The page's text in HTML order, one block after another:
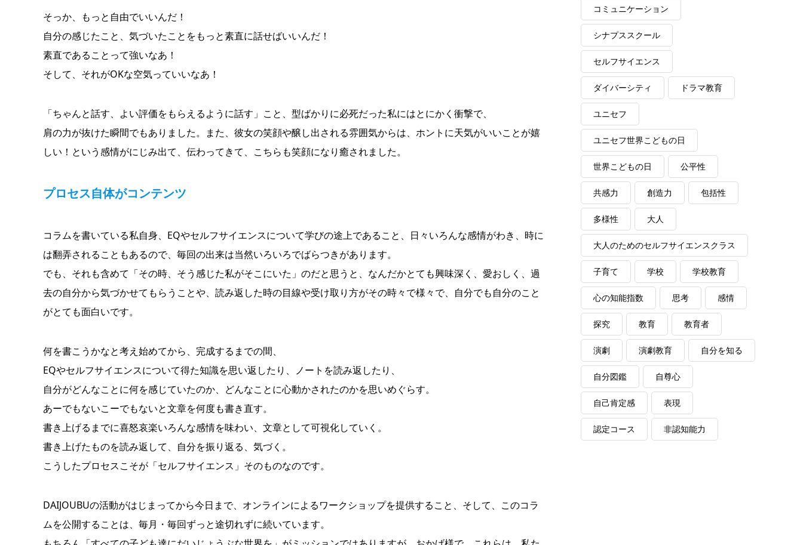
そっか、もっと自由でいいんだ！
自分の感じたこと、気づいたことをもっと素直に話せばいいんだ！
素直であることって強いなあ！
そして、それがOKな空気っていいなあ！
「ちゃんと話す、よい評価をもらえるように話す」こと、型ばかりに必死だった私にはとにかく衝撃で、
肩の力が抜けた瞬間でもありました。また、彼女の笑顔や醸し出される雰囲気からは、ホントに天気がいいことが嬉
しい！という感情がにじみ出て、伝わってきて、こちらも笑顔になり癒されました。
プロセス自体がコンテンツ
コラムを書いている私自身、EQやセルフサイエンスについて学びの途上であること、日々いろんな感情がわき、時に
は翻弄されることもあるので、毎回の出来は当然いろいろでばらつきがあります。
でも、それも含めて「その時、そう感じた私がそこにいた」のだと思うと、なんだかとても興味深く、愛おしく、過
去の自分から気づかせてもらうことや、読み返した時の目線や受け取り方がその時々で様々で、自分でも自分のこと
がとても面白いです。
何を書こうかなと考え始めてから、完成するまでの間、
EQやセルフサイエンスについて得た知識を思い返したり、ノートを読み返したり、
自分がどんなことに何を感じていたのか、どんなことに心動かされたのかを思いめぐらす。
あーでもないこーでもないと文章を何度も書き直す。
書き上げるまでに喜怒哀楽いろんな感情を味わい、文章として可視化していく。
書き上げたものを読み返して、自分を振り返る、気づく。
こうしたプロセスこそが「セルフサイエンス」そのものなのです。
DAIJOUBUの活動がはじまってから今日まで、オンラインによるワークショップを提供すること、そして、このコラ
ムを公開することは、毎月・毎回ずっと途切れずに続いています。
コミュニケーション
シナプススクール
セルフサイエンス
ダイバーシティ ドラマ教育
ユニセフ
ユニセフ世界こどもの日
世界こどもの日 公平性
共感力 創造力 包括性
多様性 大人
大人のためのセルフサイエンスクラス
子育て 学校 学校教育
心の知能指数 思考 感情
探究 教育 教育者
演劇 演劇教育 自分を知る
自分図鑑 自尊心
自己肯定感 表現
認定コース 非認知能力